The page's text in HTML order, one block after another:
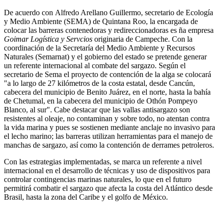
De acuerdo con Alfredo Arellano Guillermo, secretario de Ecología
y Medio Ambiente (SEMA) de Quintana Roo, la encargada de
colocar las barreras contenedoras y redireccionadoras es ña empresa
Goimar Logística y Servcios originaria de Campeche. Con la
coordinación de la Secretaría del Medio Ambiente y Recursos
Naturales (Semarnat) y el gobierno del estado se pretende generar
un referente internacional al combate del sargazo. Según el
secretario de Sema el proyecto de contención de la alga se colocará
"a lo largo de 27 kilómetros de la costa estatal, desde Cancún,
cabecera del municipio de Benito Juárez, en el norte, hasta la bahía
de Chetumal, en la cabecera del municipio de Othón Pompeyo
Blanco, al sur". Cabe destacar que las vallas antisargazo son
resistentes al oleaje, no contaminan y sobre todo, no atentan contra
la vida marina y pues se sostienen mediante anclaje no invasivo para
el lecho marino; las barreras utilizan herramientas para el manejo de
manchas de sargazo, así como la contención de derrames petroleros.
Con las estrategias implementadas, se marca un referente a nivel
internacional en el desarrollo de técnicas y uso de dispositivos para
controlar contingencias marinas naturales, lo que en el futuro
permitirá combatir el sargazo que afecta la costa del Atlántico desde
Brasil, hasta la zona del Caribe y el golfo de México.